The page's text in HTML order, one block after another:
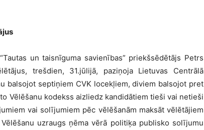
un taisnīguma savienības” priekšsēdētājs Petrs
trešdien, 31.jūlijā, paziņoja Lietuvas Centrālā
balsojot septiņiem CVK locekļiem, diviem balsojot pret
Vēlēšanu kodekss aizliedz kandidātiem tieši vai netieši
vai solījumiem pēc vēlēšanām maksāt vēlētājiem
uzraugs ņēma vērā politiķa publisko solījumu